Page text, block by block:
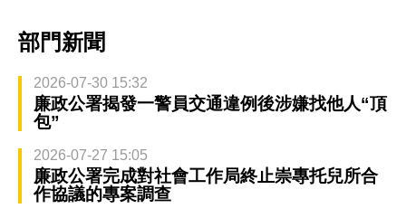
部門新聞
2026-07-30 15:32
廉政公署揭發一警員交通違例後涉嫌找他人“頂
包”
2026-07-27 15:05
廉政公署完成對社會工作局終止崇專托兒所合
作協議的專案調查